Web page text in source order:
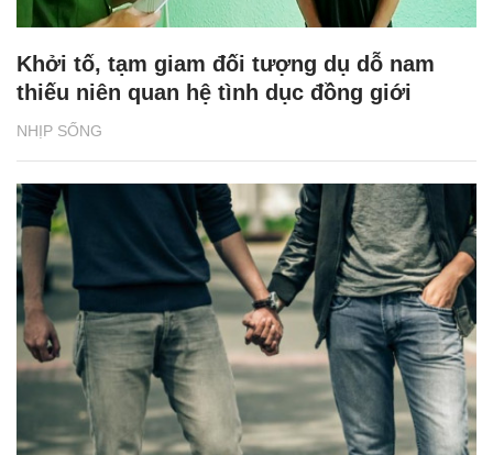
NHỊP SỐNG
Khởi tố, tạm giam đối tượng dụ dỗ nam
thiếu niên quan hệ tình dục đồng giới